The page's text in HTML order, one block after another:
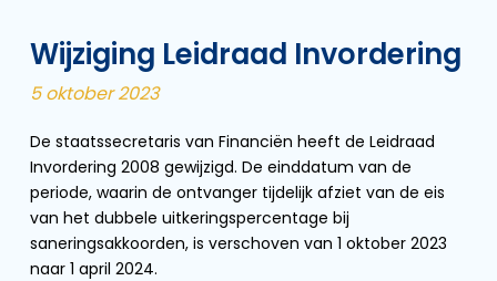
Wijziging Leidraad Invordering
5 oktober 2023
De staatssecretaris van Financiën heeft de Leidraad
Invordering 2008 gewijzigd. De einddatum van de
periode, waarin de ontvanger tijdelijk afziet van de eis
van het dubbele uitkeringspercentage bij
saneringsakkoorden, is verschoven van 1 oktober 2023
naar 1 april 2024.